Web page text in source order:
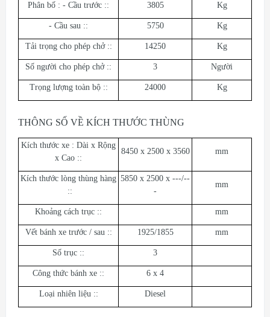
Phân bố : - Cầu trước :: 3805 Kg
- Cầu sau :: 5750 Kg
Tải trọng cho phép chở :: 14250 Kg
Số người cho phép chở :: 3 Người
Trọng lượng toàn bộ :: 24000 Kg
THÔNG SỐ VỀ KÍCH THƯỚC THÙNG
Kích thước xe : Dài x Rộng
x Cao ::
8450 x 2500 x 3560 mm
Kích thước lòng thùng hàng
::
5850 x 2500 x ---/--
-
mm
Khoảng cách trục :: mm
Vết bánh xe trước / sau :: 1925/1855 mm
Số trục :: 3
Công thức bánh xe :: 6 x 4
Loại nhiên liệu :: Diesel